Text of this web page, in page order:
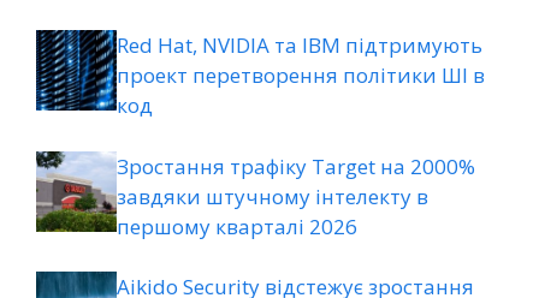
Red Hat, NVIDIA та IBM підтримують
проект перетворення політики ШІ в
код
Зростання трафіку Target на 2000%
завдяки штучному інтелекту в
першому кварталі 2026
Aikido Security відстежує зростання